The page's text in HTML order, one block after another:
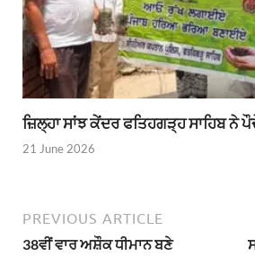
ਜ਼ਿਲ੍ਹਾ ਸਾਂਝ ਕੇਂਦਰ ਫਤਿਹਗੜ੍ਹ ਸਾਹਿਬ ਨੇ
21 June 2026
PREVIOUS ARTICLE
38ਵੀਂ ਵਾਰ ਅਸ਼ੌਕ ਧੀਮਾਨ ਬਣੇ